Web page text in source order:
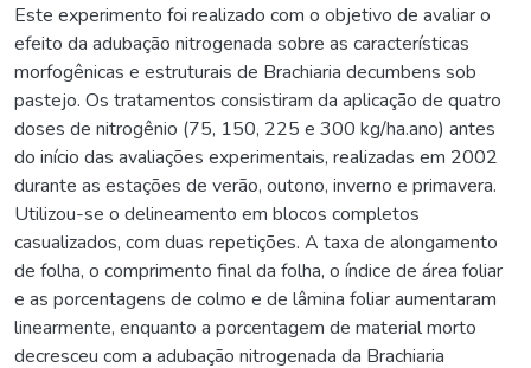
Este experimento foi realizado com o objetivo de avaliar o
efeito da adubação nitrogenada sobre as características
morfogênicas e estruturais de Brachiaria decumbens sob
pastejo. Os tratamentos consistiram da aplicação de quatro
doses de nitrogênio (75, 150, 225 e 300 kg/ha.ano) antes
do início das avaliações experimentais, realizadas em 2002
durante as estações de verão, outono, inverno e primavera.
Utilizou-se o delineamento em blocos completos
casualizados, com duas repetições. A taxa de alongamento
de folha, o comprimento final da folha, o índice de área foliar
e as porcentagens de colmo e de lâmina foliar aumentaram
linearmente, enquanto a porcentagem de material morto
decresceu com a adubação nitrogenada da Brachiaria